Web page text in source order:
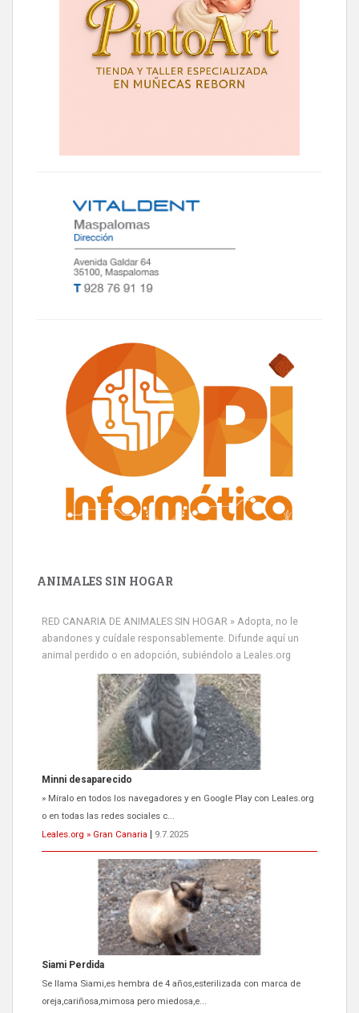
ANIMALES SIN HOGAR
RED CANARIA DE ANIMALES SIN HOGAR » Adopta, no le
abandones y cuídale responsablemente. Difunde aquí un
animal perdido o en adopción, subiéndolo a Leales.org
Minni desaparecido
» Míralo en todos los navegadores y en Google Play con Leales.org
o en todas las redes sociales c...
Leales.org » Gran Canaria
9.7.2025
Siami Perdida
Se llama Siami,es hembra de 4 años,esterilizada con marca de
oreja,cariñosa,mimosa pero miedosa,e...